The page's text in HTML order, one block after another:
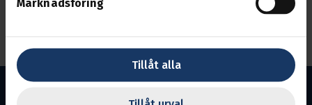
Tillåt alla